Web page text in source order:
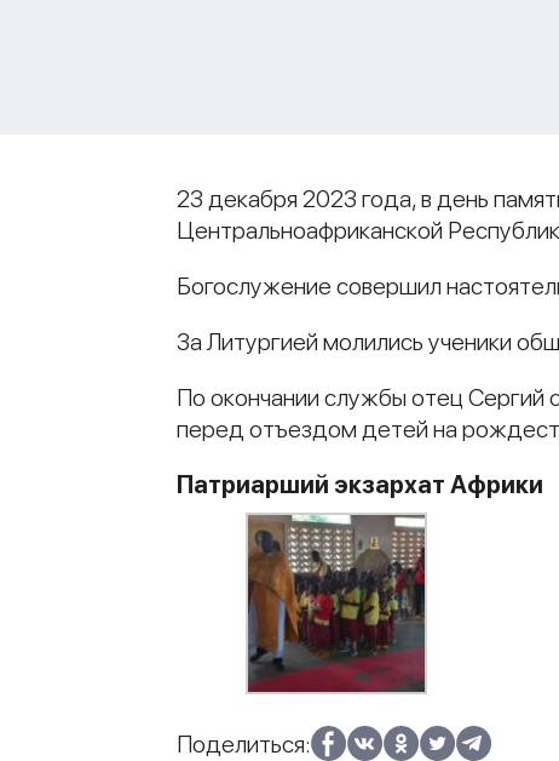
23 декабря 2023 года, в день
Центральноафриканской
Богослужение совершил
За Литургией молились ученики
По окончании службы отец Сергий
перед отъездом детей на
Патриарший экзархат Африки
Поделиться: